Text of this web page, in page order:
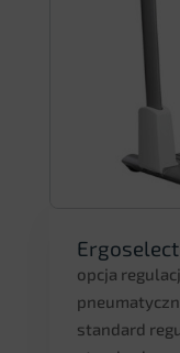
opcja
standard